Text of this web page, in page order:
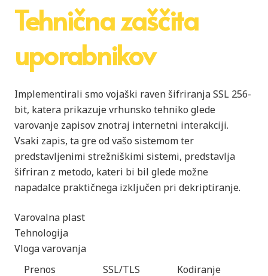
Tehnična zaščita
uporabnikov
Implementirali smo vojaški raven šifriranja SSL 256-
bit, katera prikazuje vrhunsko tehniko glede
varovanje zapisov znotraj internetni interakciji.
Vsaki zapis, ta gre od vašo sistemom ter
predstavljenimi strežniškimi sistemi, predstavlja
šifriran z metodo, kateri bi bil glede možne
napadalce praktičnega izključen pri dekriptiranje.
Varovalna plast
Tehnologija
Vloga varovanja
Prenos
SSL/TLS Kodiranje